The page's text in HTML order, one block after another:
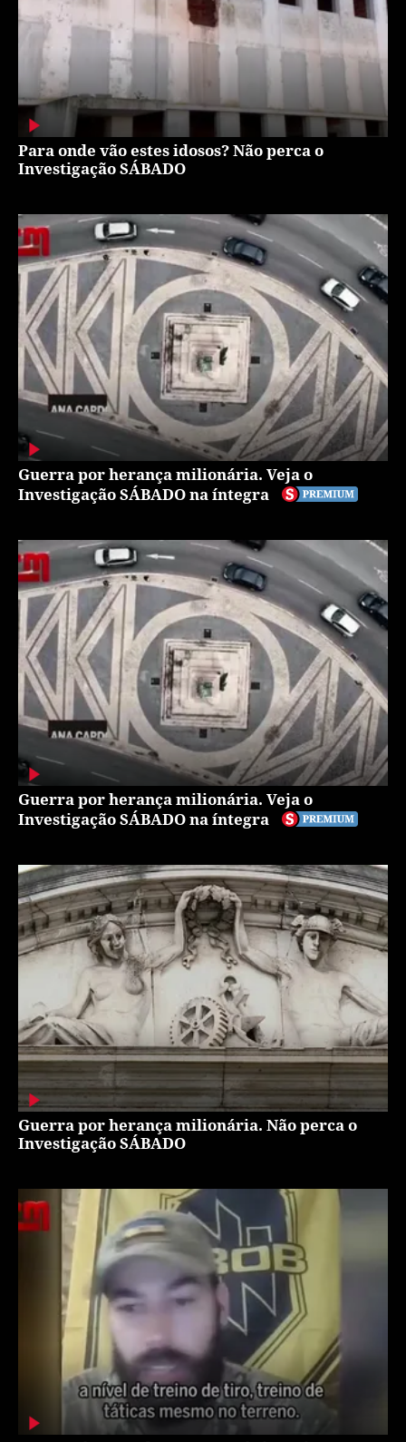
Para onde vão estes idosos? Não perca o
Investigação SÁBADO
Guerra por herança milionária. Veja o
Investigação SÁBADO na íntegra
Guerra por herança milionária. Veja o
Investigação SÁBADO na íntegra
Guerra por herança milionária. Não perca o
Investigação SÁBADO